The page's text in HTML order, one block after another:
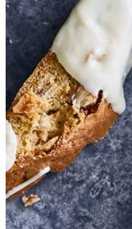
250 gtarwebloem
bakpoeder
125 gDuyvis unsalted
50 gbiologische
100 gwitte chocolade